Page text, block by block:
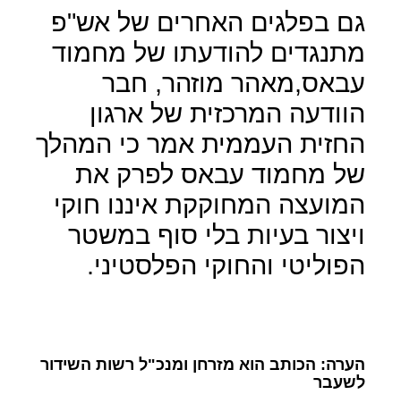
גם בפלגים האחרים של אש"פ
מתנגדים להודעתו של מחמוד
עבאס,מאהר מוזהר, חבר
הוודעה המרכזית של ארגון
החזית העממית אמר כי המהלך
של מחמוד עבאס לפרק את
המועצה המחוקקת איננו חוקי
ויצור בעיות בלי סוף במשטר
הפוליטי והחוקי הפלסטיני.
הערה: הכותב הוא מזרחן ומנכ"ל רשות השידור
לשעבר